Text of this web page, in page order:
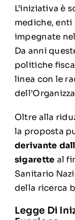
L’iniziativa è
mediche,
impegnate
Da anni
politiche
linea con le
Oltre alla
la proposta
derivante
sigarette al
Sanitario
della ricerca
Legge Di